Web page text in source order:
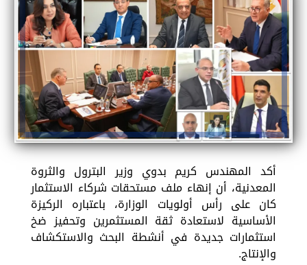
أكد المهندس كريم بدوي وزير البترول والثروة
المعدنية، أن إنهاء ملف مستحقات شركاء الاستثمار
كان على رأس أولويات الوزارة، باعتباره الركيزة
الأساسية لاستعادة ثقة المستثمرين وتحفيز ضخ
استثمارات جديدة في أنشطة البحث والاستكشاف
والإنتاج.